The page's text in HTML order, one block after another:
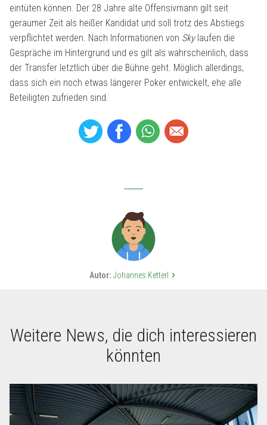
eintüten können. Der 28 Jahre alte Offensivmann gilt seit
geraumer Zeit als heißer Kandidat und soll trotz des Abstiegs
verpflichtet werden. Nach Informationen von Skylaufen die
Gespräche im Hintergrund und es gilt als wahrscheinlich, dass
der Transfer letztlich über die Bühne geht. Möglich allerdings,
dass sich ein noch etwas längerer Poker entwickelt, ehe alle
Beteiligten zufrieden sind.
Autor: Johannes Ketterl keyboard_arrow_right
Weitere News, die dich interessieren
könnten